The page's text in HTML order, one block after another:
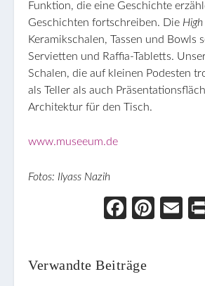
Funktion, die eine Geschichte
Geschichten fortschreiben. Die
Keramikschalen, Tassen und Bowls
Servietten und Raffia-Tabletts.
Schalen, die auf kleinen Podesten
als Teller als auch
Architektur für den Tisch.
www.museeum.de
Fotos: Ilyass Nazih
Face
Pint
Ema
Verwandte Beiträge